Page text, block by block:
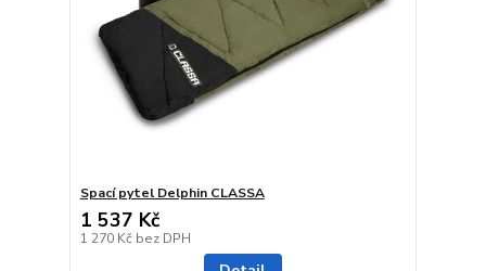
Spací pytel Delphin CLASSA
1 537 Kč
1 270 Kč bez DPH